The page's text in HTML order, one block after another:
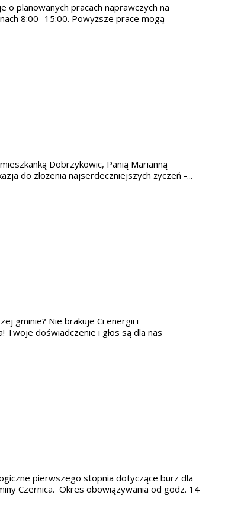
o planowanych pracach naprawczych na
8:00 -15:00. Powyższe prace mogą
Dobrzykowic, Panią Marianną
do złożenia najserdeczniejszych życzeń -...
gminie? Nie brakuje Ci energii i
Twoje doświadczenie i głos są dla nas
pierwszego stopnia dotyczące burz dla
Czernica. Okres obowiązywania od godz. 14